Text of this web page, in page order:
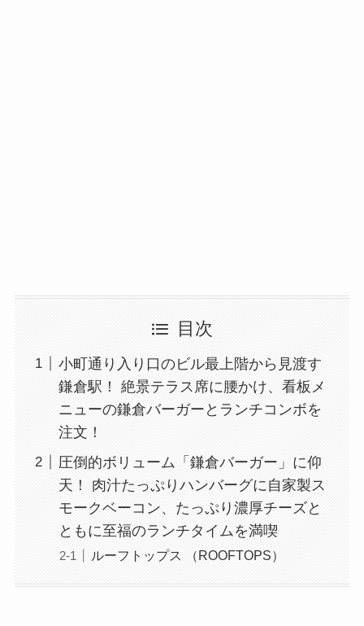
目次
小町通り入り口のビル最上階から見渡す
鎌倉駅！ 絶景テラス席に腰かけ、看板メ
ニューの鎌倉バーガーとランチコンボを
注文！
圧倒的ボリューム「鎌倉バーガー」に仰
天！ 肉汁たっぷりハンバーグに自家製ス
モークベーコン、たっぷり濃厚チーズと
ともに至福のランチタイムを満喫
ルーフトップス （ROOFTOPS）